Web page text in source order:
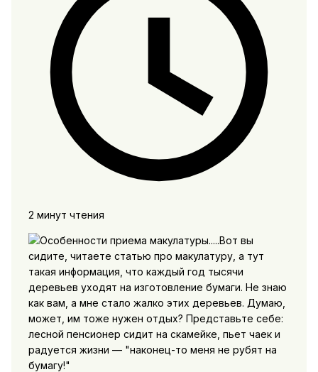
2 минут чтения
Вот вы
сидите, читаете статью про макулатуру, а тут
такая информация, что каждый год тысячи
деревьев уходят на изготовление бумаги. Не знаю
как вам, а мне стало жалко этих деревьев. Думаю,
может, им тоже нужен отдых? Представьте себе:
лесной пенсионер сидит на скамейке, пьет чаек и
радуется жизни — "наконец-то меня не рубят на
бумагу!"